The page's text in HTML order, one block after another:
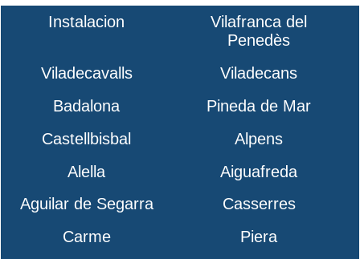
Instalacion
Vilafranca del
Penedès
Viladecavalls
Viladecans
Badalona
Pineda de Mar
Castellbisbal
Alpens
Alella
Aiguafreda
Aguilar de Segarra
Casserres
Carme
Piera